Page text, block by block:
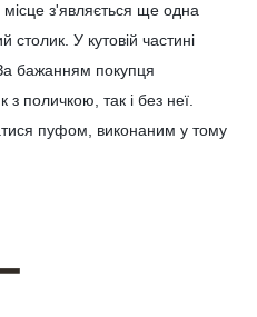
місце з'являється ще одна
столик. У кутовій частині
бажанням покупця
з поличкою, так і без неї.
пуфом, виконаним у тому